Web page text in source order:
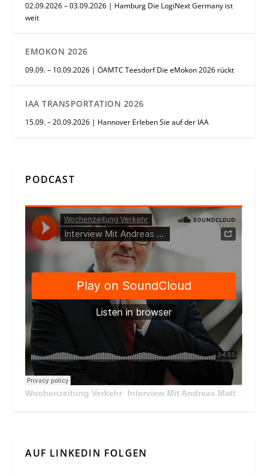
02.09.2026 – 03.09.2026 | Hamburg Die LogiNext Germany ist
weit
EMOKON 2026
09.09. – 10.09.2026 | ÖAMTC Teesdorf Die eMokon 2026 rückt
IAA TRANSPORTATION 2026
15.09. – 20.09.2026 | Hannover Erleben Sie auf der IAA
PODCAST
Wochenzeitung Verkehr · Interview Mit Andreas Matthä, CEO der ÖBB Holding
AUF LINKEDIN FOLGEN